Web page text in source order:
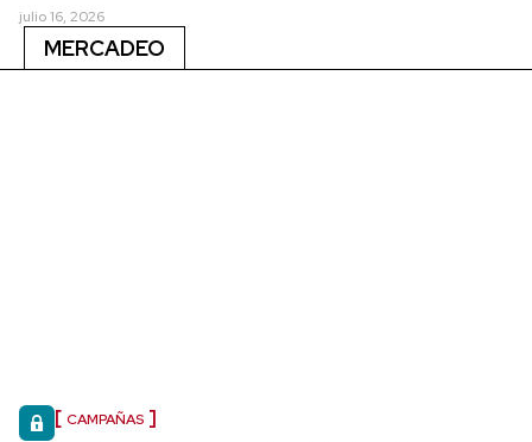
julio 16, 2026
MERCADEO
CAMPAÑAS